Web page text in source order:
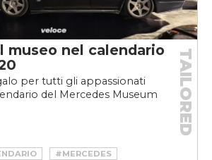
museo nel calendario
per tutti gli appassionati
del Mercedes Museum
TAILORED
#MERCEDES